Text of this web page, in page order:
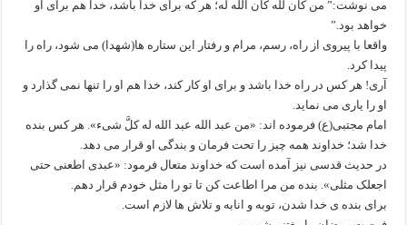
می نوشت:” من کان لله کان الله له؛ هر که برای خدا باشد، خدا هم برای او
خواهد بود.”
واقعا با پیروی از راه، رسم، مرام و رفتار این ستاره ها(شهدا) می شود، راه را
پیدا کرد.
آری! هر کس در راه خدا باشد و برای او کار کند، خدا هم او را تنها نمی گذارد و
او را یاری می نماید.
امام مجتبی(ع) فرموده اند: «من عبد الله عبد الله له کلَّ شیء». هر کس بنده
خدا شد؛ خداوند همه چیز را تحت فرمان و بندگی او قرار می دهد.
در حدیث قدسی نیز آمده است که خداوند متعال فرمود: «عبدی اطعنی حتی
اجعلک مثلی». بنده من مرا اطاعت کن تا تو را مثل خودم قرار دهم.
برای بنده ی خدا شدن، توبه و انابه و تلاش ها لازم است.